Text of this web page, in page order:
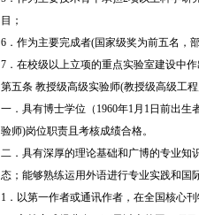
目；
6．作为主要完成者(国家级奖为前五名，
7．在校级以上立项的重点实验室建设中
第五条 教授级高级实验师(教授级高级工
一．具有博士学位（1960年1月1日前出
验师)岗位职责且考核成绩合格。
二．具有深厚的理论基础和广博的专业知
态；能够熟练运用外语进行专业实践和国
1．以第一作者或通讯作者，在全国核心